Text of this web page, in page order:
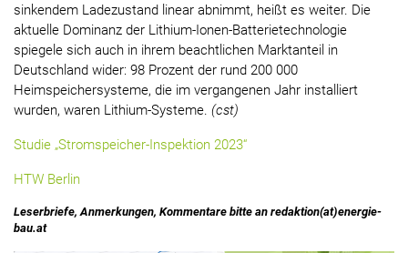
sinkendem Ladezustand linear abnimmt, heißt es weiter. Die
aktuelle Dominanz der Lithium-Ionen-Batterietechnologie
spiegele sich auch in ihrem beachtlichen Marktanteil in
Deutschland wider: 98 Prozent der rund 200 000
Heimspeichersysteme, die im vergangenen Jahr installiert
wurden, waren Lithium-Systeme. (cst)
Studie „Stromspeicher-Inspektion 2023“
HTW Berlin
Leserbriefe, Anmerkungen, Kommentare bitte an redaktion(at)energie-
bau.at